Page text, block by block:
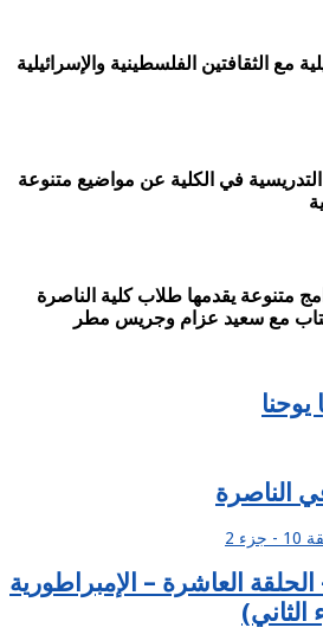
مع الثقافتين الفلسطينية والإسرائيلية
التدريسية في الكلية عن مواضيع متنوعة
متنوعة يقدمها طلاب كلية الناصرة
مع سعيد عزام وجريس مطر
الناصرة
العاشرة – الإمبراطورية
الثاني)